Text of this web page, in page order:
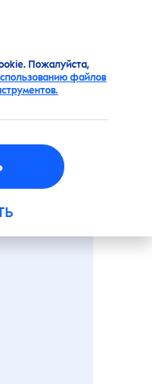
Пожалуйста,
файлов
телом Лосьоны и
ТЕЛА